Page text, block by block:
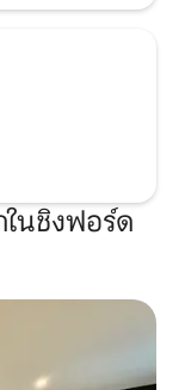
นชิงฟอร์ด